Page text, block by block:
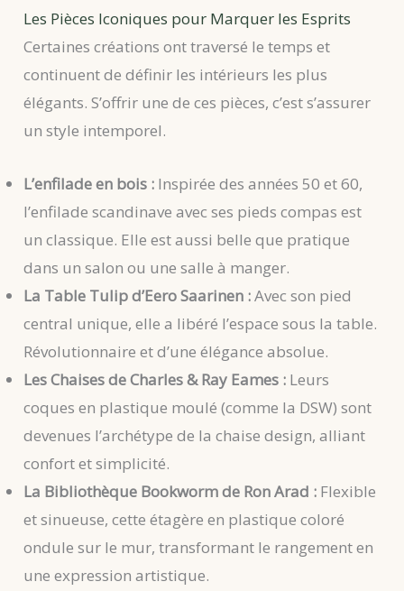
Les Pièces Iconiques pour Marquer les Esprits
Certaines créations ont traversé le temps et
continuent de définir les intérieurs les plus
élégants. S’offrir une de ces pièces, c’est s’assurer
un style intemporel.
L’enfilade en bois : Inspirée des années 50 et 60,
l’enfilade scandinave avec ses pieds compas est
un classique. Elle est aussi belle que pratique
dans un salon ou une salle à manger.
La Table Tulip d’Eero Saarinen :Avec son pied
central unique, elle a libéré l’espace sous la table.
Révolutionnaire et d’une élégance absolue.
Les Chaises de Charles & Ray Eames : Leurs
coques en plastique moulé (comme la DSW) sont
devenues l’archétype de la chaise design, alliant
confort et simplicité.
La Bibliothèque Bookworm de Ron Arad : Flexible
et sinueuse, cette étagère en plastique coloré
ondule sur le mur, transformant le rangement en
une expression artistique.